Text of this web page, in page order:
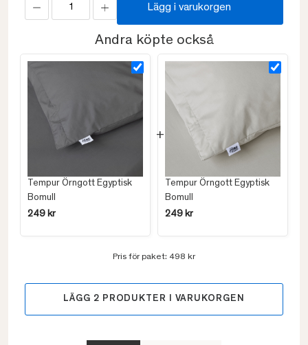
Lägg i varukorgen
Andra köpte också
Tempur Örngott Egyptisk
Bomull
249 kr
Tempur Örngott Egyptisk
Bomull
249 kr
Pris för paket: 498 kr
LÄGG 2 PRODUKTER I VARUKORGEN